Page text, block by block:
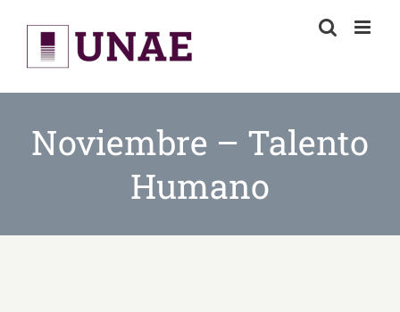
content
Noviembre – Talento
Humano